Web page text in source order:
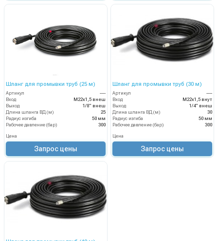
Шланг для промывки труб (25 м)
Артикул
----
Вход
М22х1,5 внеш
Выход
1/8" внеш
Длина шланга ВД (м)
25
Радиус изгиба
50 мм
Рабочее давление (бар)
300
Цена
Запрос цены
Шланг для промывки труб (30 м)
Артикул
----
Вход
М22х1,5 внут
Выход
1/4" внеш
Длина шланга ВД (м)
30
Радиус изгиба
50 мм
Рабочее давление (бар)
300
Цена
Запрос цены